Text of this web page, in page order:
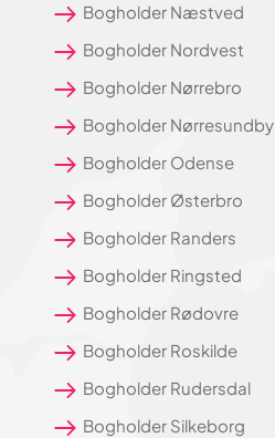
Bogholder Næstved
Bogholder Nordvest
Bogholder Nørrebro
Bogholder Nørresundby
Bogholder Odense
Bogholder Østerbro
Bogholder Randers
Bogholder Ringsted
Bogholder Rødovre
Bogholder Roskilde
Bogholder Rudersdal
Bogholder Silkeborg